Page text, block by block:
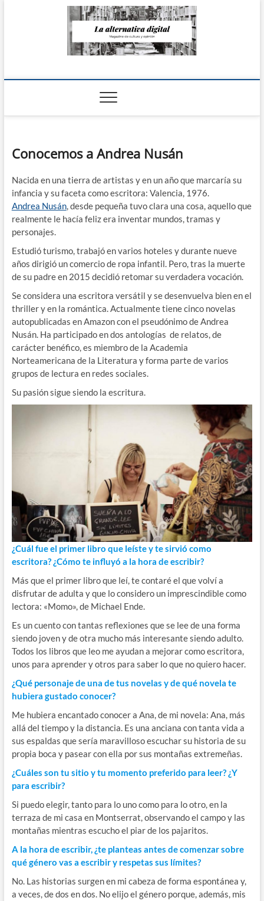
La Alternativa
Conocemos a Andrea Nusán
Nacida en una tierra de artistas y en un año que marcaría su
infancia y su faceta como escritora: Valencia, 1976.
Andrea Nusán, desde pequeña tuvo clara una cosa, aquello que
realmente le hacía feliz era inventar mundos, tramas y
personajes.
Estudió turismo, trabajó en varios hoteles y durante nueve
años dirigió un comercio de ropa infantil. Pero, tras la muerte
de su padre en 2015 decidió retomar su verdadera vocación.
Se considera una escritora versátil y se desenvuelva bien en el
thriller y en la romántica. Actualmente tiene cinco novelas
autopublicadas en Amazon con el pseudónimo de Andrea
Nusán. Ha participado en dos antologías de relatos, de
carácter benéfico, es miembro de la Academia
Norteamericana de la Literatura y forma parte de varios
grupos de lectura en redes sociales.
Su pasión sigue siendo la escritura.
¿Cuál fue el primer libro que leíste y te sirvió como
escritora? ¿Cómo te influyó a la hora de escribir?
Más que el primer libro que leí, te contaré el que volví a
disfrutar de adulta y que lo considero un imprescindible como
lectora: «Momo», de Michael Ende.
Es un cuento con tantas reflexiones que se lee de una forma
siendo joven y de otra mucho más interesante siendo adulto.
Todos los libros que leo me ayudan a mejorar como escritora,
unos para aprender y otros para saber lo que no quiero hacer.
¿Qué personaje de una de tus novelas y de qué novela te
hubiera gustado conocer?
Me hubiera encantado conocer a Ana, de mi novela: Ana, más
allá del tiempo y la distancia. Es una anciana con tanta vida a
sus espaldas que sería maravilloso escuchar su historia de su
propia boca y pasear con ella por sus montañas extremeñas.
¿Cuáles son tu sitio y tu momento preferido para leer? ¿Y
para escribir?
Si puedo elegir, tanto para lo uno como para lo otro, en la
terraza de mi casa en Montserrat, observando el campo y las
montañas mientras escucho el piar de los pajaritos.
A la hora de escribir, ¿te planteas antes de comenzar sobre
qué género vas a escribir y respetas sus límites?
No. Las historias surgen en mi cabeza de forma espontánea y,
a veces, de dos en dos. No elijo el género porque, además, mis